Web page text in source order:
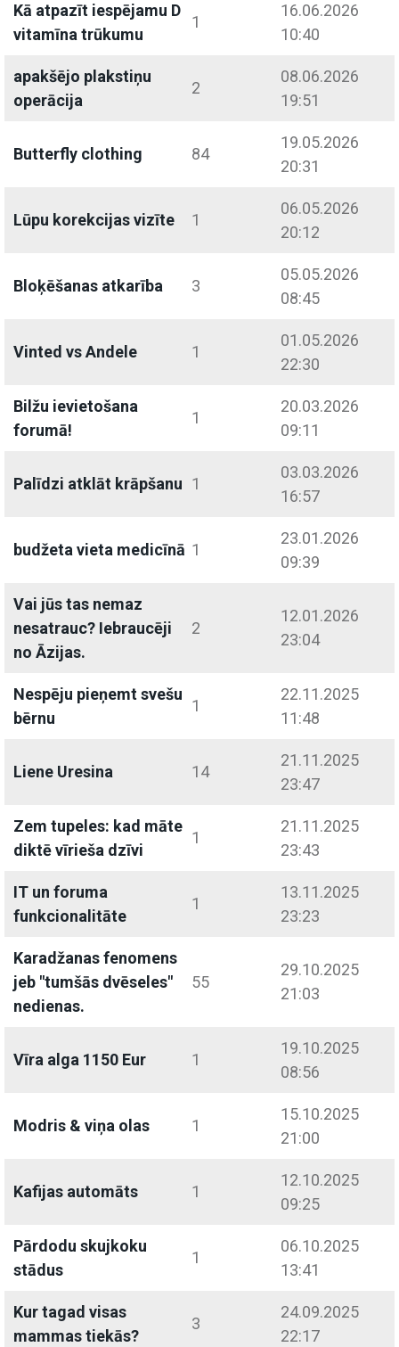
Kā atpazīt iespējamu D
vitamīna trūkumu
1
16.06.2026
10:40
apakšējo plakstiņu
operācija
2
08.06.2026
19:51
Butterfly clothing 84
19.05.2026
20:31
Lūpu korekcijas vizīte 1
06.05.2026
20:12
Bloķēšanas atkarība 3
05.05.2026
08:45
Vinted vs Andele 1
01.05.2026
22:30
Bilžu ievietošana
forumā!
1
20.03.2026
09:11
Palīdzi atklāt krāpšanu 1
03.03.2026
16:57
budžeta vieta medicīnā 1
23.01.2026
09:39
Vai jūs tas nemaz
nesatrauc? Iebraucēji
no Āzijas.
2
12.01.2026
23:04
Nespēju pieņemt svešu
bērnu
1
22.11.2025
11:48
Liene Uresina 14
21.11.2025
23:47
Zem tupeles: kad māte
diktē vīrieša dzīvi
1
21.11.2025
23:43
IT un foruma
funkcionalitāte
1
13.11.2025
23:23
Karadžanas fenomens
jeb "tumšās dvēseles"
nedienas.
55
29.10.2025
21:03
Vīra alga 1150 Eur 1
19.10.2025
08:56
Modris & viņa olas 1
15.10.2025
21:00
Kafijas automāts 1
12.10.2025
09:25
Pārdodu skujkoku
stādus
1
06.10.2025
13:41
Kur tagad visas
mammas tiekās?
3
24.09.2025
22:17